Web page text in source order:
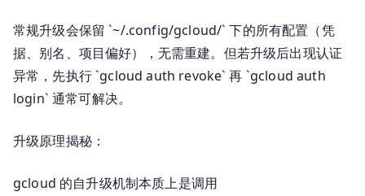
常规升级会保留 `~/.config/gcloud/` 下的所有配置（凭
据、别名、项目偏好），无需重建。但若升级后出现认证
异常，先执行 `gcloud auth revoke` 再 `gcloud auth
login` 通常可解决。
升级原理揭秘：
gcloud 的自升级机制本质上是调用